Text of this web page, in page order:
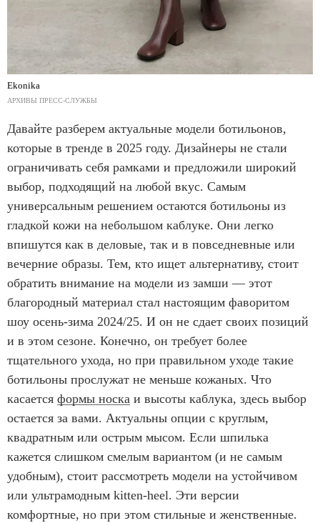
Ekonika
АРХИВЫ ПРЕСС-СЛУЖБЫ
Давайте разберем актуальные модели ботильонов,
которые в тренде в 2025 году. Дизайнеры не стали
ограничивать себя рамками и предложили широкий
выбор, подходящий на любой вкус. Самым
универсальным решением остаются ботильоны из
гладкой кожи на небольшом каблуке. Они легко
впишутся как в деловые, так и в повседневные или
вечерние образы. Тем, кто ищет альтернативу, стоит
обратить внимание на модели из замши — этот
благородный материал стал настоящим фаворитом
шоу осень-зима 2024/25. И он не сдает своих позиций
и в этом сезоне. Конечно, он требует более
тщательного ухода, но при правильном уходе такие
ботильоны прослужат не меньше кожаных. Что
касается формы носка и высоты каблука, здесь выбор
остается за вами. Актуальны опции с круглым,
квадратным или острым мысом. Если шпилька
кажется слишком смелым вариантом (и не самым
удобным), стоит рассмотреть модели на устойчивом
или ультрамодным kitten-heel. Эти версии
комфортные, но при этом стильные и женственные.